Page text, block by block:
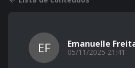
EF Emanuelle
05/11/2025 21:41